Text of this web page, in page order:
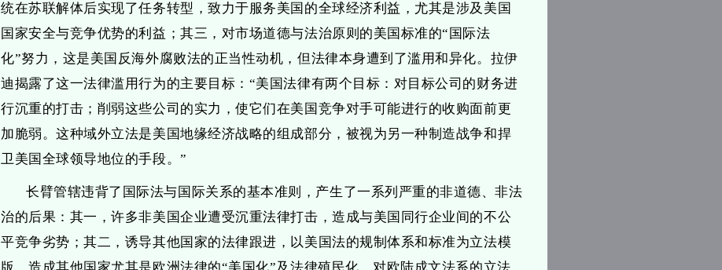
统在苏联解体后实现了任务转型，致力于服务美国的全球经济利益，尤其是涉及美国
国家安全与竞争优势的利益；其三，对市场道德与法治原则的美国标准的“国际法
化”努力，这是美国反海外腐败法的正当性动机，但法律本身遭到了滥用和异化。拉伊
迪揭露了这一法律滥用行为的主要目标：“美国法律有两个目标：对目标公司的财务进
行沉重的打击；削弱这些公司的实力，使它们在美国竞争对手可能进行的收购面前更
加脆弱。这种域外立法是美国地缘经济战略的组成部分，被视为另一种制造战争和捍
卫美国全球领导地位的手段。”
长臂管辖违背了国际法与国际关系的基本准则，产生了一系列严重的非道德、非法
治的后果：其一，许多非美国企业遭受沉重法律打击，造成与美国同行企业间的不公
平竞争劣势；其二，诱导其他国家的法律跟进，以美国法的规制体系和标准为立法模